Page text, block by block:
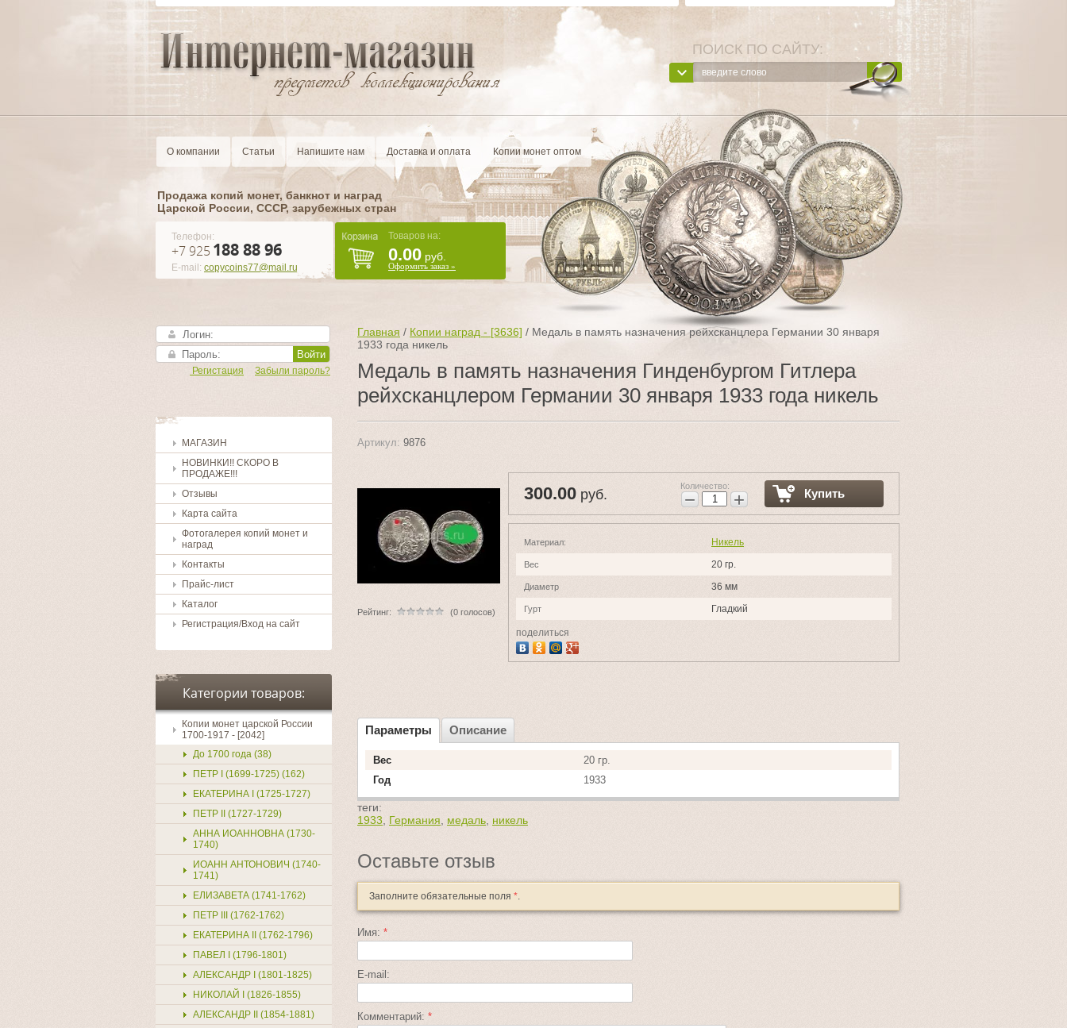
О компании Статьи Напишите нам Доставка и оплата Копии монет оптом
Продажа копий монет, банкнот и наград
Царской России, CCCР, зарубежных стран
ПОИСК ПО САЙТУ:
Телефон:
+7 925 188 88 96
E-mail: copycoins77@mail.ru
Товаров на:
0.00 руб.
Оформить заказ »
Войти
Забыли пароль?
Регистация
МАГАЗИН
НОВИНКИ!! СКОРО В
ПРОДАЖЕ!!!
Отзывы
Карта сайта
Фотогалерея копий монет и
наград
Контакты
Прайс-лист
Каталог
Регистрация/Вход на сайт
Категории товаров:
Копии монет царской России
1700-1917 - [2042]
До 1700 года (38)
ПЕТР I (1699-1725) (162)
ЕКАТЕРИНА I (1725-1727)
ПЕТР II (1727-1729)
АННА ИОАННОВНА (1730-
1740)
ИОАНН АНТОНОВИЧ (1740-
1741)
ЕЛИЗАВЕТА (1741-1762)
ПЕТР III (1762-1762)
ЕКАТЕРИНА II (1762-1796)
ПАВЕЛ I (1796-1801)
АЛЕКСАНДР I (1801-1825)
НИКОЛАЙ I (1826-1855)
АЛЕКСАНДР II (1854-1881)
Главная / Копии наград - [3636] / Медаль в память назначения рейхсканцлера Германии 30 января
1933 года никель
Медаль в память назначения Гинденбургом Гитлера
рейхсканцлером Германии 30 января 1933 года никель
Артикул: 9876
Рейтинг: (0 голосов)
300.00 руб.
Количество:
− + Купить
Материал: Никель
Вес 20 гр.
Диаметр 36 мм
Гурт Гладкий
поделиться
Параметры Описание
Вес
20 гр.
Год
1933
теги:
1933
Германия медаль никель
Оставьте отзыв
Заполните обязательные поля *.
Имя: *
E-mail:
Комментарий: *